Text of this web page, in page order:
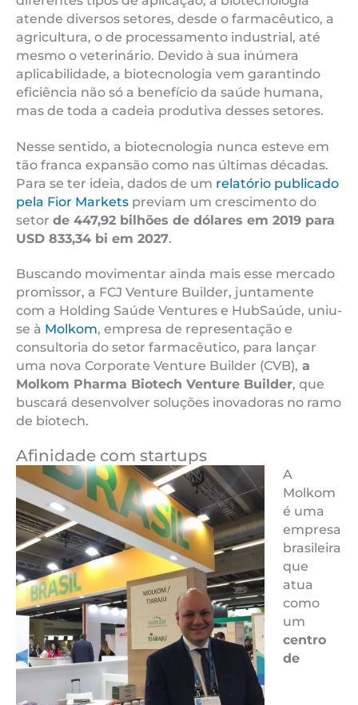
atende diversos setores, desde o farmacêutico, a
agricultura, o de processamento industrial, até
mesmo o veterinário. Devido à sua inúmera
aplicabilidade, a biotecnologia vem garantindo
eficiência não só a benefício da saúde humana,
mas de toda a cadeia produtiva desses setores.
Nesse sentido, a biotecnologia nunca esteve em
tão franca expansão como nas últimas décadas.
Para se ter ideia, dados de um relatório publicado
pela Fior Markets previam um crescimento do
setor de 447,92 bilhões de dólares em 2019 para
USD 833,34 bi em 2027.
Buscando movimentar ainda mais esse mercado
promissor, a FCJ Venture Builder, juntamente
com a Holding Saúde Ventures e HubSaúde, uniu-
se à Molkom, empresa de representação e
consultoria do setor farmacêutico, para lançar
uma nova Corporate Venture Builder (CVB), a
Molkom Pharma Biotech Venture Builder, que
buscará desenvolver soluções inovadoras no ramo
de biotech.
Afinidade com startups
A
Molkom
é uma
empresa
brasileira
que
atua
como
um
centro
de